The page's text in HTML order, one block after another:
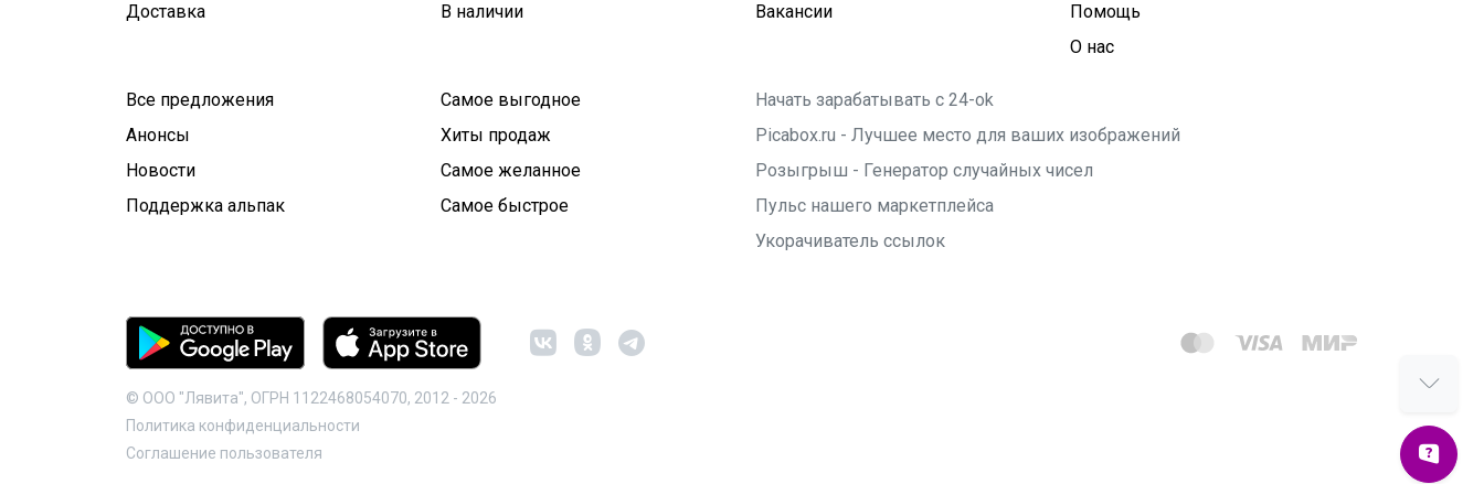
Доставка
В наличии
Вакансии
Помощь
О нас
Все предложения
Анонсы
Новости
Поддержка альпак
Самое выгодное
Хиты продаж
Самое желанное
Самое быстрое
Начать зарабатывать с 24-ok
Picabox.ru - Лучшее место для ваших изображений
Розыгрыш - Генератор случайных чисел
Пульс нашего маркетплейса
Укорачиватель ссылок
© ООО "Лявита", ОГРН 1122468054070, 2012 - 2026
Политика конфиденциальности
Cоглашение пользователя